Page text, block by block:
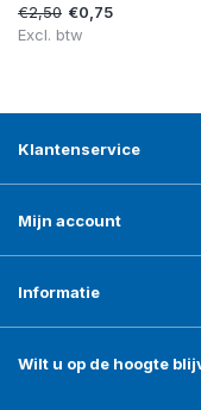
€2,50 €0,75
Excl. btw
Klantenservice
Mijn account
Informatie
Wilt u op de hoogte